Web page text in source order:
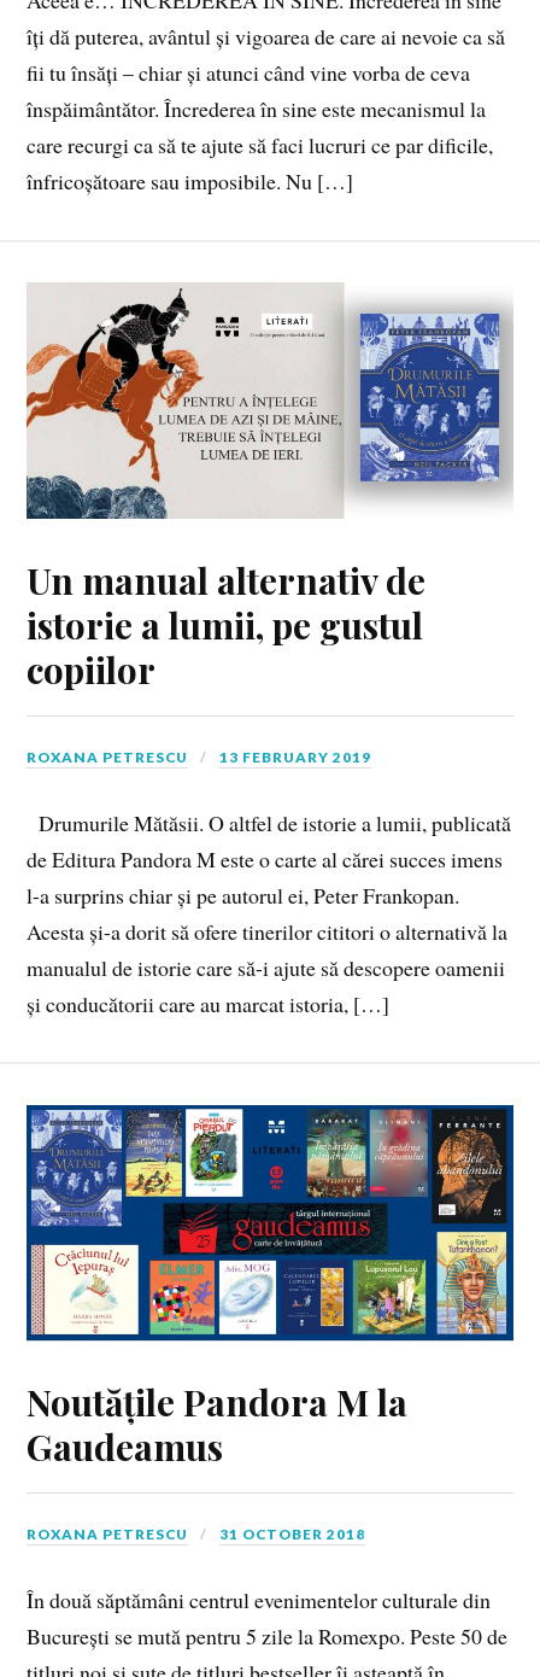
îți dă puterea, avântul și vigoarea de care ai nevoie ca să
fii tu însăți – chiar și atunci când vine vorba de ceva
înspăimântător. Încrederea în sine este mecanismul la
care recurgi ca să te ajute să faci lucruri ce par dificile,
înfricoșătoare sau imposibile. Nu […]
Un manual alternativ de
istorie a lumii, pe gustul
copiilor
ROXANA PETRESCU 13 FEBRUARY 2019
Drumurile Mătăsii. O altfel de istorie a lumii, publicată
de Editura Pandora M este o carte al cărei succes imens
l-a surprins chiar și pe autorul ei, Peter Frankopan.
Acesta și-a dorit să ofere tinerilor cititori o alternativă la
manualul de istorie care să-i ajute să descopere oamenii
și conducătorii care au marcat istoria, […]
Noutățile Pandora M la
Gaudeamus
ROXANA PETRESCU 31 OCTOBER 2018
În două săptămâni centrul evenimentelor culturale din
București se mută pentru 5 zile la Romexpo. Peste 50 de